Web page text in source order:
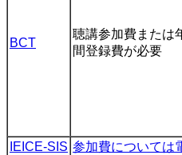
BCT
聴講参加費または
間登録費が必要
IEICE-SIS 参加費については